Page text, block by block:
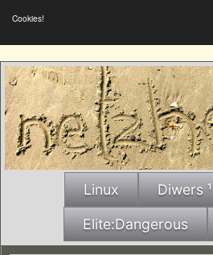
Cookies!
Linux Diwers ¹
Elite:Dangerous